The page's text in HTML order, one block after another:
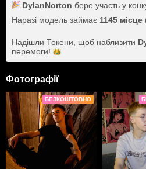
DylanNorton бере участь у
Наразі модель займає 1145 місце
Надішли Токени, щоб наблизити
перемоги!
Фотографії
БЕЗКОШТОВНО